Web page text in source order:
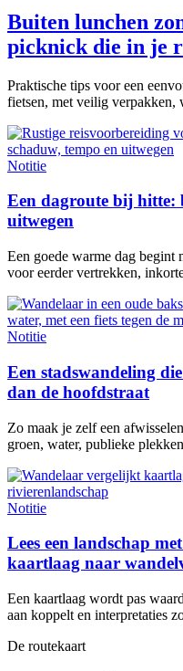
Buiten lunchen
picknick die in je
Praktische tips voor een
fietsen, met veilig verpakken,
Notitie
Een dagroute bij hitte:
uitwegen
Een goede warme dag begint
voor eerder vertrekken,
Notitie
Een stadswandeling
dan de hoofdstraat
Zo maak je zelf een
groen, water, publieke
Notitie
Lees een landschap
kaartlaag naar
Een kaartlaag wordt pas
aan koppelt en interpretaties
De routekaart